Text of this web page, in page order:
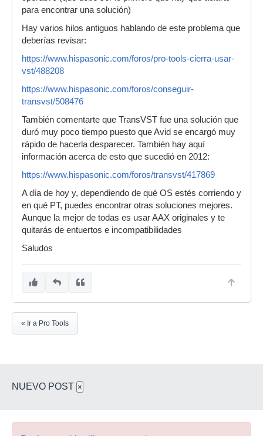
para encontrar una solución)
Hay varios hilos antiguos hablando de este problema que
deberías revisar:
https://www.hispasonic.com/foros/pro-tools-cierra-usar-
vst/488208
https://www.hispasonic.com/foros/conseguir-
transvst/508476
También comentarte que TransVST fue una solución que
duró muy poco tiempo puesto que Avid se encargó muy
rápido de hacerla desparecer. También hay aquí
información acerca de esto que sucedió en 2012:
https://www.hispasonic.com/foros/transvst/417869
A día de hoy y, dependiendo de qué OS estés corriendo y
en qué PT, puedes encontrar otras soluciones mejores.
Aunque la mejor de todas es usar AAX originales y te
quitarás de entuertos e incompatibilidades
Saludos
« Ir a Pro Tools
NUEVO POST ×